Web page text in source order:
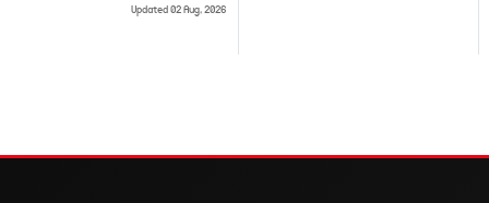
Updated 02 Aug, 2026